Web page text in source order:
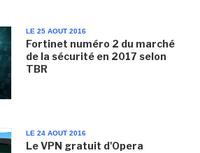
LE 25 AOUT 2016
Fortinet numéro 2 du marché
de la sécurité en 2017 selon
TBR
LE 24 AOUT 2016
Le VPN gratuit d'Opera